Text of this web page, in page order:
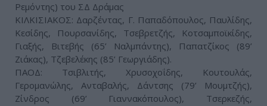
Ρεμόντης) του ΣΔ Δράμας
ΚΙΛΚΙΣΙΑΚΟΣ: Δαρζέντας, Γ. Παπαδόπουλος, Παυλίδης,
Κεσίδης, Πουρσανίδης, Τσεβρετζής, Κοτσαμποϊκίδης,
Γιαξής, Βιτεβής (65’ Ναλμπάντης), Παπατζίκος (89’
Ζιάκας), Τζεβελέκης (85’ Γεωργιάδης).
ΠΑΟΔ: Τσιβλιτής, Χρυσοχοΐδης, Κουτουλάς,
Γερομανώλης, Ανταβαλής, Δάντσης (79’ Μουμτζής),
Ζίνδρος (69’ Γιαννακόπουλος), Τσερκεζής,